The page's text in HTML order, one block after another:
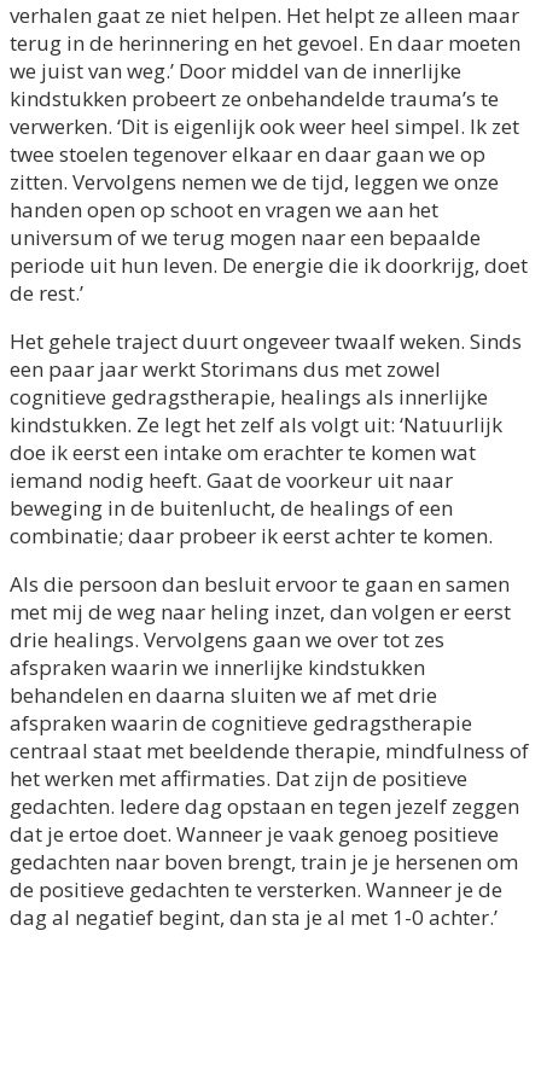
verhalen gaat ze niet helpen. Het helpt ze alleen maar
terug in de herinnering en het gevoel. En daar moeten
we juist van weg.’ Door middel van de innerlijke
kindstukken probeert ze onbehandelde trauma’s te
verwerken. ‘Dit is eigenlijk ook weer heel simpel. Ik zet
twee stoelen tegenover elkaar en daar gaan we op
zitten. Vervolgens nemen we de tijd, leggen we onze
handen open op schoot en vragen we aan het
universum of we terug mogen naar een bepaalde
periode uit hun leven. De energie die ik doorkrijg, doet
de rest.’
Het gehele traject duurt ongeveer twaalf weken. Sinds
een paar jaar werkt Storimans dus met zowel
cognitieve gedragstherapie, healings als innerlijke
kindstukken. Ze legt het zelf als volgt uit: ‘Natuurlijk
doe ik eerst een intake om erachter te komen wat
iemand nodig heeft. Gaat de voorkeur uit naar
beweging in de buitenlucht, de healings of een
combinatie; daar probeer ik eerst achter te komen.
Als die persoon dan besluit ervoor te gaan en samen
met mij de weg naar heling inzet, dan volgen er eerst
drie healings. Vervolgens gaan we over tot zes
afspraken waarin we innerlijke kindstukken
behandelen en daarna sluiten we af met drie
afspraken waarin de cognitieve gedragstherapie
centraal staat met beeldende therapie, mindfulness of
het werken met affirmaties. Dat zijn de positieve
gedachten. Iedere dag opstaan en tegen jezelf zeggen
dat je ertoe doet. Wanneer je vaak genoeg positieve
gedachten naar boven brengt, train je je hersenen om
de positieve gedachten te versterken. Wanneer je de
dag al negatief begint, dan sta je al met 1-0 achter.’